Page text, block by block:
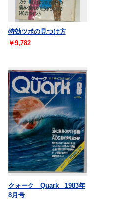
特効ツボの見つけ方
￥9,782
クォーク Quark 1983年
8月号